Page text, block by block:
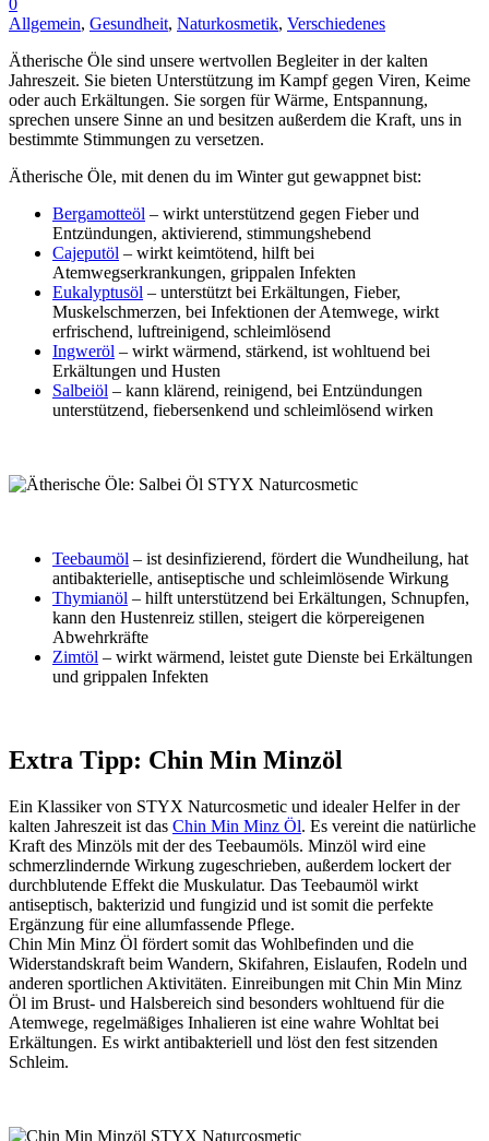
0
Allgemein, Gesundheit, Naturkosmetik, Verschiedenes
Ätherische Öle sind unsere wertvollen Begleiter in der kalten
Jahreszeit. Sie bieten Unterstützung im Kampf gegen Viren, Keime
oder auch Erkältungen. Sie sorgen für Wärme, Entspannung,
sprechen unsere Sinne an und besitzen außerdem die Kraft, uns in
bestimmte Stimmungen zu versetzen.
Ätherische Öle, mit denen du im Winter gut gewappnet bist:
Bergamotteöl – wirkt unterstützend gegen Fieber und
Entzündungen, aktivierend, stimmungshebend
Cajeputöl – wirkt keimtötend, hilft bei
Atemwegserkrankungen, grippalen Infekten
Eukalyptusöl – unterstützt bei Erkältungen, Fieber,
Muskelschmerzen, bei Infektionen der Atemwege, wirkt
erfrischend, luftreinigend, schleimlösend
Ingweröl – wirkt wärmend, stärkend, ist wohltuend bei
Erkältungen und Husten
Salbeiöl – kann klärend, reinigend, bei Entzündungen
unterstützend, fiebersenkend und schleimlösend wirken
Teebaumöl – ist desinfizierend, fördert die Wundheilung, hat
antibakterielle, antiseptische und schleimlösende Wirkung
Thymianöl – hilft unterstützend bei Erkältungen, Schnupfen,
kann den Hustenreiz stillen, steigert die körpereigenen
Abwehrkräfte
Zimtöl – wirkt wärmend, leistet gute Dienste bei Erkältungen
und grippalen Infekten
Extra Tipp: Chin Min Minzöl
Ein Klassiker von STYX Naturcosmetic und idealer Helfer in der
kalten Jahreszeit ist das Chin Min Minz Öl. Es vereint die natürliche
Kraft des Minzöls mit der des Teebaumöls. Minzöl wird eine
schmerzlindernde Wirkung zugeschrieben, außerdem lockert der
durchblutende Effekt die Muskulatur. Das Teebaumöl wirkt
antiseptisch, bakterizid und fungizid und ist somit die perfekte
Ergänzung für eine allumfassende Pflege.
Chin Min Minz Öl fördert somit das Wohlbefinden und die
Widerstandskraft beim Wandern, Skifahren, Eislaufen, Rodeln und
anderen sportlichen Aktivitäten. Einreibungen mit Chin Min Minz
Öl im Brust- und Halsbereich sind besonders wohltuend für die
Atemwege, regelmäßiges Inhalieren ist eine wahre Wohltat bei
Erkältungen. Es wirkt antibakteriell und löst den fest sitzenden
Schleim.